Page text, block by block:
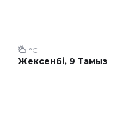
Жексенбі, 9 Тамыз
°C